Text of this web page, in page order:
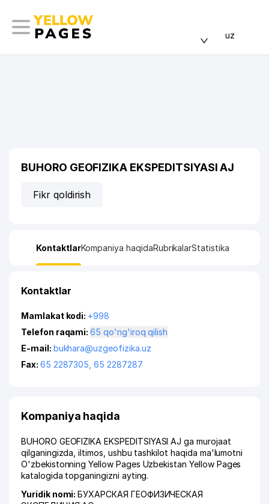
uz
BUHORO GEOFIZIKA EKSPEDITSIYASI AJ
Fikr qoldirish
KontaktlarKompaniya haqidaRubrikalarStatistika
Kontaktlar
Mamlakat kodi: +998
Telefon raqami:
65 qo'ng'iroq qilish
E-mail: bukhara@uzgeofizika.uz
Fax: 65 2287305 ,65 2287287
Kompaniya haqida
BUHORO GEOFIZIKA EKSPEDITSIYASI AJ ga murojaat
qilganingizda, iltimos, ushbu tashkilot haqida ma'lumotni
O'zbekistonning Yellow Pages Uzbekistan Yellow Pages
katalogida topganingizni ayting.
Yuridik nomi:БУХАРСКАЯ ГЕОФИЗИЧЕСКАЯ